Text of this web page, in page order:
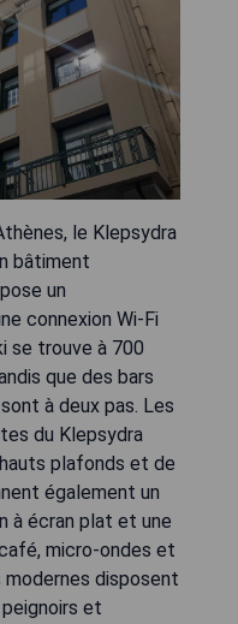
le Klepsydra
bâtiment
un
connexion Wi-Fi
se trouve à 700
que des bars
à deux pas. Les
du Klepsydra
plafonds et de
également un
à écran plat et une
micro-ondes et
modernes disposent
et